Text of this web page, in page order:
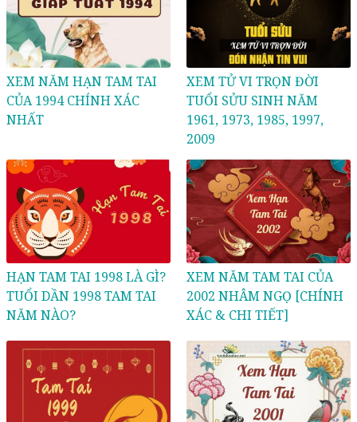
XEM NĂM HẠN TAM TAI
CỦA 1994 CHÍNH XÁC
NHẤT
XEM TỬ VI TRỌN ĐỜI
TUỔI SỬU SINH NĂM
1961, 1973, 1985, 1997,
2009
HẠN TAM TAI 1998 LÀ GÌ?
TUỔI DẦN 1998 TAM TAI
NĂM NÀO?
XEM NĂM TAM TAI CỦA
2002 NHÂM NGỌ [CHÍNH
XÁC & CHI TIẾT]